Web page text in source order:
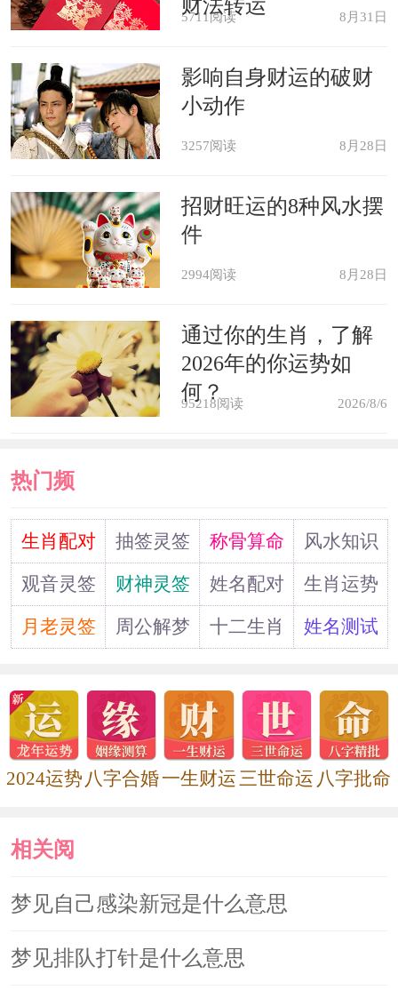
和亲人的关系也慢慢得到很好的改善。
梦见自己眼睛瞎了，前途的发展暂
原版周公解梦
梦见人瞽目，吉。彼见地狱，我看
天堂。我见他，他不见我;他听我，我不
听他。《梦林玄解》
双目失明，被人欺。《周公解梦》
财法转运
5711阅读 8月31日
影响自身财运的破财
小动作
3257阅读 8月28日
招财旺运的8种风水摆
件
2994阅读 8月28日
通过你的生肖，了解
2026年的你运势如
何？
95218阅读 2026/8/6
热门频
道生肖配对 抽签灵签 称骨算命
风水知识
观音灵签
财神灵签 姓名配对
生肖运势
月老灵签
周公解梦 十二生肖 姓名测试
2024运势 八字合婚一生财运三世命运 八字批命
相关阅
读
梦见自己感染新冠是什么意思
梦见排队打针是什么意思